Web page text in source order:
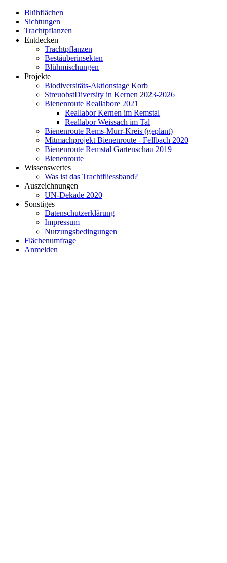
Blühflächen
Sichtungen
Trachtpflanzen
Entdecken
Trachtpflanzen
Bestäuberinsekten
Blühmischungen
Projekte
Biodiversitäts-Aktionstage Korb
StreuobstDiversity in Kernen 2023-2026
Bienenroute Reallabore 2021
Reallabor Kernen im Remstal
Reallabor Weissach im Tal
Bienenroute Rems-Murr-Kreis (geplant)
Mitmachprojekt Bienenroute - Fellbach 2020
Bienenroute Remstal Gartenschau 2019
Bienenroute
Wissenswertes
Was ist das Trachtfliessband?
Auszeichnungen
UN-Dekade 2020
Sonstiges
Datenschutzerklärung
Impressum
Nutzungsbedingungen
Flächenumfrage
Anmelden